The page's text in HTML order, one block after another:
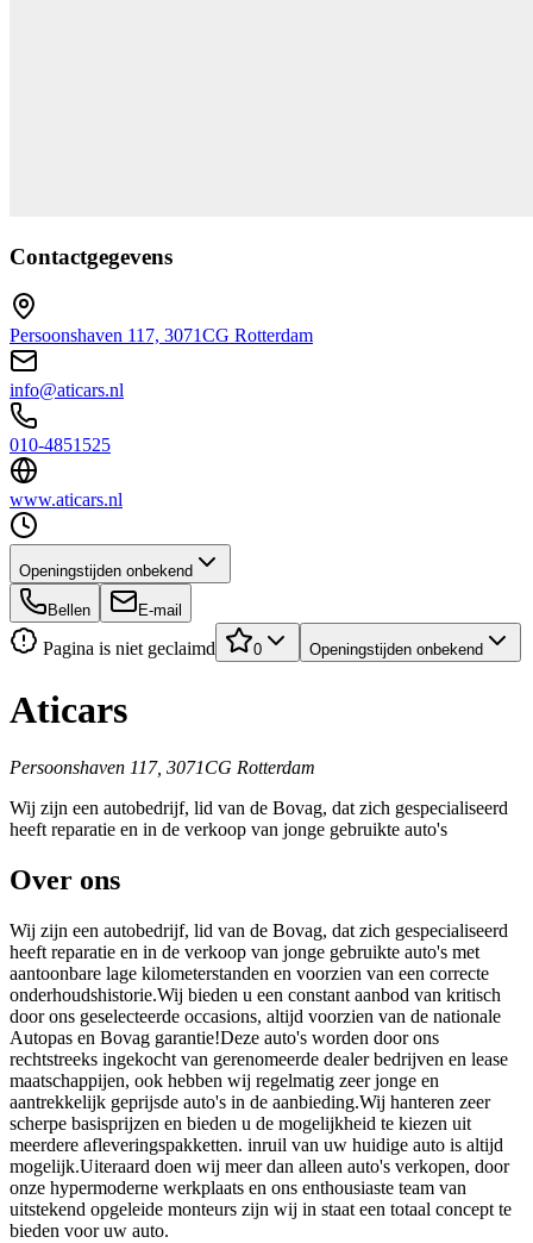
Contactgegevens
Persoonshaven 117, 3071CG Rotterdam
info@aticars.nl
010-4851525
www.aticars.nl
Openingstijden onbekend
Bellen E-mail
Pagina is niet geclaimd 0 Openingstijden onbekend
Aticars
Persoonshaven 117, 3071CG Rotterdam
Wij zijn een autobedrijf, lid van de Bovag, dat zich gespecialiseerd
heeft reparatie en in de verkoop van jonge gebruikte auto's
Over ons
Wij zijn een autobedrijf, lid van de Bovag, dat zich gespecialiseerd
heeft reparatie en in de verkoop van jonge gebruikte auto's met
aantoonbare lage kilometerstanden en voorzien van een correcte
onderhoudshistorie.Wij bieden u een constant aanbod van kritisch
door ons geselecteerde occasions, altijd voorzien van de nationale
Autopas en Bovag garantie!Deze auto's worden door ons
rechtstreeks ingekocht van gerenomeerde dealer bedrijven en lease
maatschappijen, ook hebben wij regelmatig zeer jonge en
aantrekkelijk geprijsde auto's in de aanbieding.Wij hanteren zeer
scherpe basisprijzen en bieden u de mogelijkheid te kiezen uit
meerdere afleveringspakketten. inruil van uw huidige auto is altijd
mogelijk.Uiteraard doen wij meer dan alleen auto's verkopen, door
onze hypermoderne werkplaats en ons enthousiaste team van
uitstekend opgeleide monteurs zijn wij in staat een totaal concept te
bieden voor uw auto.